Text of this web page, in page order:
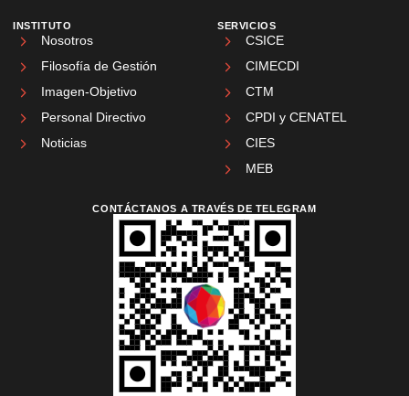
INSTITUTO
Nosotros
Filosofía de Gestión
Imagen-Objetivo
Personal Directivo
Noticias
SERVICIOS
CSICE
CIMECDI
CTM
CPDI y CENATEL
CIES
MEB
CONTÁCTANOS A TRAVÉS DE TELEGRAM